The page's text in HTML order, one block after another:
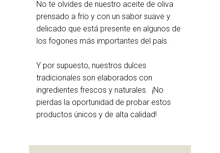
No te olvides de nuestro aceite de oliva
prensado a frío y con un sabor suave y
delicado que está presente en algunos de
los fogones más importantes del país.
Y por supuesto, nuestros dulces
tradicionales son elaborados con
ingredientes frescos y naturales. ¡No
pierdas la oportunidad de probar estos
productos únicos y de alta calidad!